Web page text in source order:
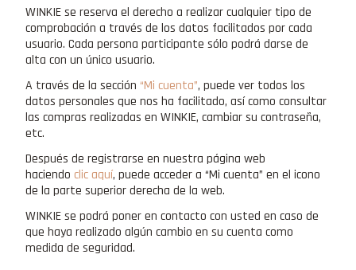
WINKIE se reserva el derecho a realizar cualquier tipo de
comprobación a través de los datos facilitados por cada
usuario. Cada persona participante sólo podrá darse de
alta con un único usuario.
A través de la sección “Mi cuenta”, puede ver todos los
datos personales que nos ha facilitado, así como consultar
las compras realizadas en WINKIE, cambiar su contraseña,
etc.
Después de registrarse en nuestra página web
haciendo clic aquí, puede acceder a “Mi cuenta” en el icono
de la parte superior derecha de la web.
WINKIE se podrá poner en contacto con usted en caso de
que haya realizado algún cambio en su cuenta como
medida de seguridad.